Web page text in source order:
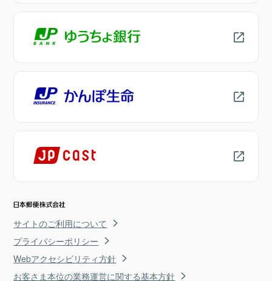
サイトのご利用について
プライバシーポリシー
Webアクセシビリティ方針
お客さま本位の業務運営に関する基本方針